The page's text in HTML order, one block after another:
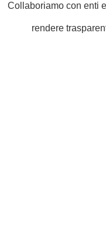
Collaboriamo con enti
rendere